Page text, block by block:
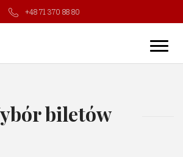
+48 71 370 88 80
biletów